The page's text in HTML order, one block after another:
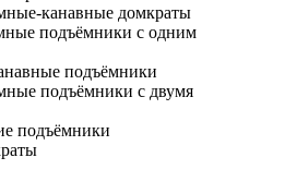
канавные домкраты
подъёмники с одним
подъёмники
подъёмники с двумя
подъёмники